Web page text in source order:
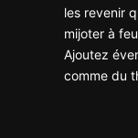
les revenir
mijoter à
Ajoutez
comme du